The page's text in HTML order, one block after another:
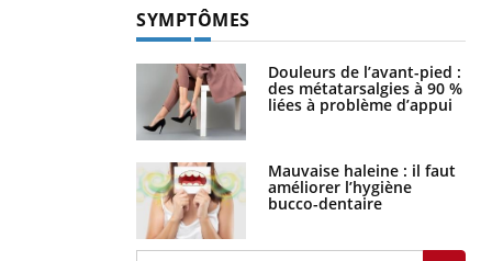
des métatarsalgies à 90 %
liées à problème d’appui
améliorer l’hygiène
bucco-dentaire